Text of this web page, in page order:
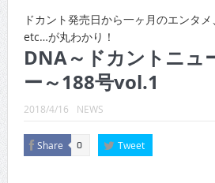
CINEMA×STYLE 288号
CINEMA×STYLE 287号
CINEMA×STYLE 286号
CINEMA×STYLE 294号
ドカント発売日から一ヶ月のエンタ
etc…が丸わかり！
DNA～ドカントニュ
ー～188号vol.1
2018/4/16 NEWS
Share 0 Tweet